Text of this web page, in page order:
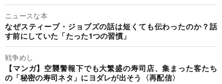
ニュースな本
なぜスティーブ・ジョブズの話は短くても伝わったのか？話
す前にしていた「たった1つの習慣」
戦争めし
【マンガ】空襲警報下でも大繁盛の寿司店、集まった客たち
の「秘密の寿司ネタ」にヨダレが出そう〈再配信〉